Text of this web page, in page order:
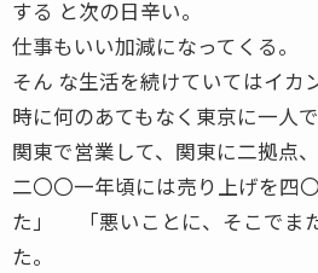
する と次の日辛い。
仕事もいい加減になってくる。
そん な生活を続けていてはイカ
時に何のあてもなく東京に一人
関東で営業して、関東に二拠点
二〇〇一年頃には売り上げを四
た」 「悪いことに、そこでま
た。